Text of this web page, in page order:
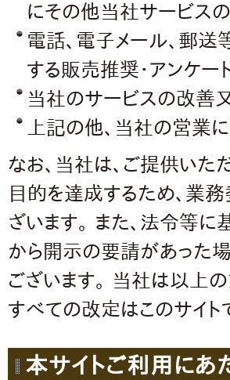
にその他当社サービス
電話、電子メール、郵
する販売推奨・アンケ
当社のサービスの改善
上記の他、当社の営業
なお、当社は、ご提供い
目的を達成するため、業
ざいます。 また、法令等
から開示の要請があった
ございます。 当社は以上
すべての改定はこのサイト
本サイトご利用にあ